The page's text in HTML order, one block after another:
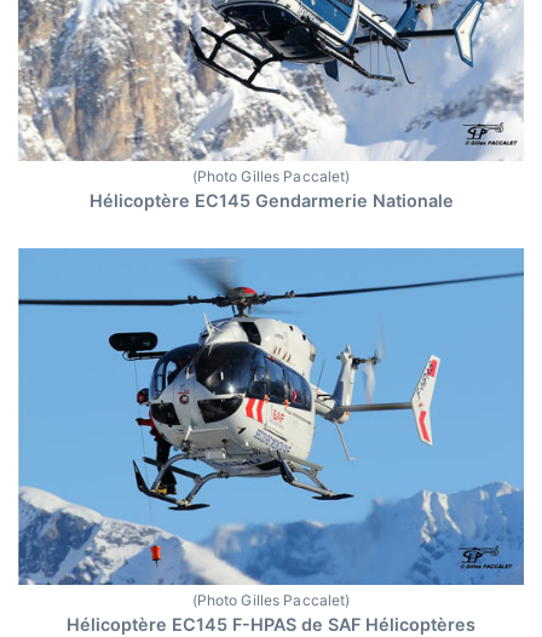
(Photo Gilles Paccalet)
Hélicoptère EC145 Gendarmerie Nationale
(Photo Gilles Paccalet)
Hélicoptère EC145 F-HPAS de SAF Hélicoptères